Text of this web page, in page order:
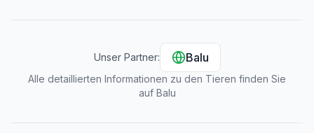
Unser Partner: Balu
Alle detaillierten Informationen zu den Tieren finden Sie
auf Balu